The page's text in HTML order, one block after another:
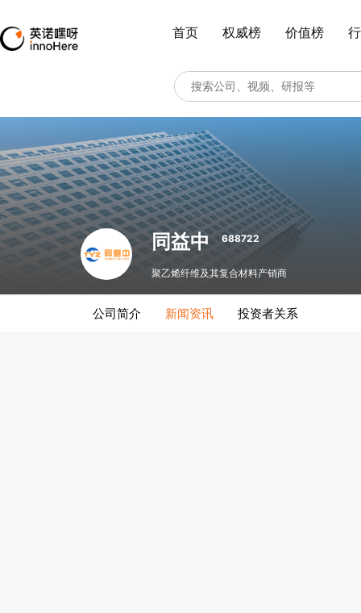
首页 权威榜 价值榜
同益中 688722
聚乙烯纤维及其复合材料产销商
公司简介 新闻资讯 投资者关系